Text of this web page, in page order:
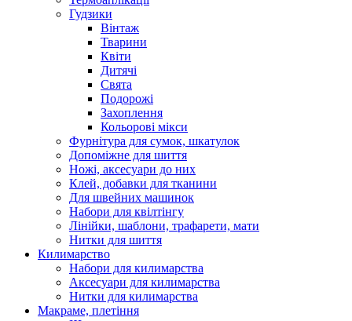
Гудзики
Вінтаж
Тварини
Квіти
Дитячі
Свята
Подорожі
Захоплення
Кольорові мікси
Фурнітура для сумок, шкатулок
Допоміжне для шиття
Ножі, аксесуари до них
Клей, добавки для тканини
Для швейних машинок
Набори для квілтінгу
Лінійки, шаблони, трафарети, мати
Нитки для шиття
Килимарство
Набори для килимарства
Аксесуари для килимарства
Нитки для килимарства
Макраме, плетіння